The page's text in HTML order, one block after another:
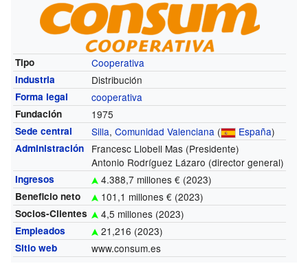
Tipo Cooperativa
Industria Distribución
Forma legal cooperativa
Fundación 1975
Sede central Silla,Comunidad Valenciana ( España)
Administración
Francesc Llobell Mas (Presidente)
Antonio Rodríguez Lázaro (director general)
Ingresos 4.388,7 millones € (2023)
Beneficio neto 101,1 millones € (2023)
Socios-Clientes 4,5 millones (2023)
Empleados 21,216 (2023)
Sitio web www.consum.es